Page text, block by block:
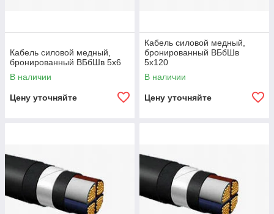
Кабель силовой медный,
бронированный ВБбШв 5х6
В наличии
Цену уточняйте
Кабель силовой медный,
бронированный ВБбШв
5х120
В наличии
Цену уточняйте